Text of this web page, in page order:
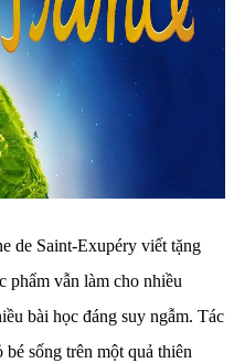
de Saint-Exupéry viết tặng
phẩm vẫn làm cho nhiều
bài học đáng suy ngẫm. Tác
sống trên một quả thiên